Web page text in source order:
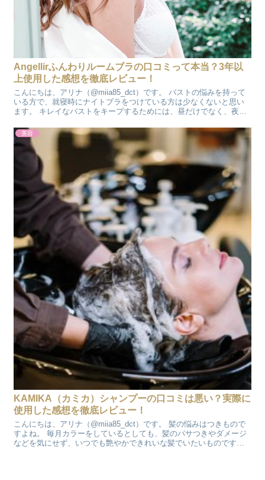
Angellirふんわりルームブラの口コミって本当？3年以
上使用した感想を徹底レビュー！
こんにちは、アリナ（@miia85_dct）です。 バストの悩みを持って
いる方で、就寝時にナイトブラをつけている方は少なくないと思い
ます。 キレイなバストをキープするためには、昼だけでなく、夜も
美容
KAMIKA（カミカ）シャンプーの口コミは悪い？実際に
使用した感想を徹底レビュー！
こんにちは、アリナ（@miia85_dct）です。 髪の悩みはつきもので
すよね。 毎月カラーをしているとしても、髪のパサつきやダメージ
などを気にせず、いつでも艶やかできれいな髪でいたいものです。